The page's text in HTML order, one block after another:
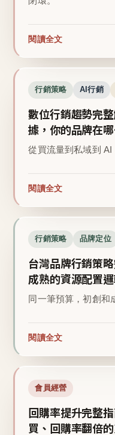
閱讀全文
行銷策略 AI行銷
數位行銷趨勢完
據，你的品牌在
從買流量到私域到 AI
閱讀全文
行銷策略 品牌定位
台灣品牌行銷策
成熟的資源配置
同一筆預算，初創和
閱讀全文
會員經營
回購率提升完整
買、回購率翻倍